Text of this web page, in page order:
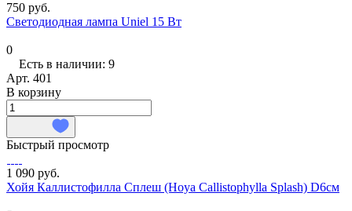
750 руб.
Светодиодная лампа Uniel 15 Вт
0
Есть в наличии: 9
Арт. 401
В корзину
Быстрый просмотр
1 090 руб.
Хойя Каллистофилла Сплеш (Hoya Callistophylla Splash) D6см